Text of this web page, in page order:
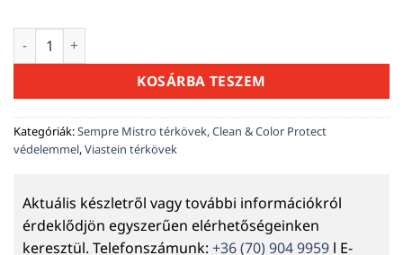
Sempre Mistro 6 cm, Clean & Color Protect védelemmel -
KOSÁRBA TESZEM
Kategóriák:Sempre Mistro térkövek, Clean & Color Protect
védelemmel,Viastein térkövek
Aktuális készletről vagy további információkról
érdeklődjön egyszerűen elérhetőségeinken
keresztül. Telefonszámunk: +36 (70) 904 9959 l E-